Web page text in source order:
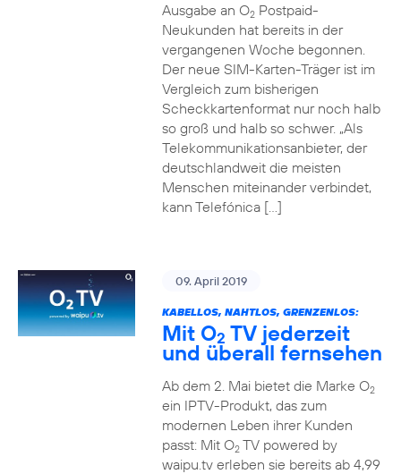
Ausgabe an O2Postpaid-
Neukunden hat bereits in der
vergangenen Woche begonnen.
Der neue SIM-Karten-Träger ist im
Vergleich zum bisherigen
Scheckkartenformat nur noch halb
so groß und halb so schwer. „Als
Telekommunikationsanbieter, der
deutschlandweit die meisten
Menschen miteinander verbindet,
kann Telefónica […]
09. April 2019
KABELLOS, NAHTLOS, GRENZENLOS:
Mit O2 TV jederzeit
und überall fernsehen
Ab dem 2. Mai bietet die Marke O2
ein IPTV-Produkt, das zum
modernen Leben ihrer Kunden
passt: Mit O2TV powered by
waipu.tv erleben sie bereits ab 4,99